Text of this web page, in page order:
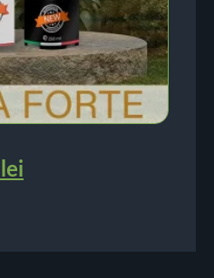
lei